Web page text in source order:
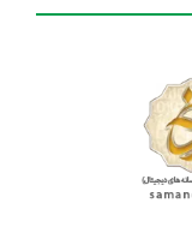
شده گفتنی
وابسته است؛
دارد، در حوزه
محسوب می‌شود،
مدیر اسپا یا